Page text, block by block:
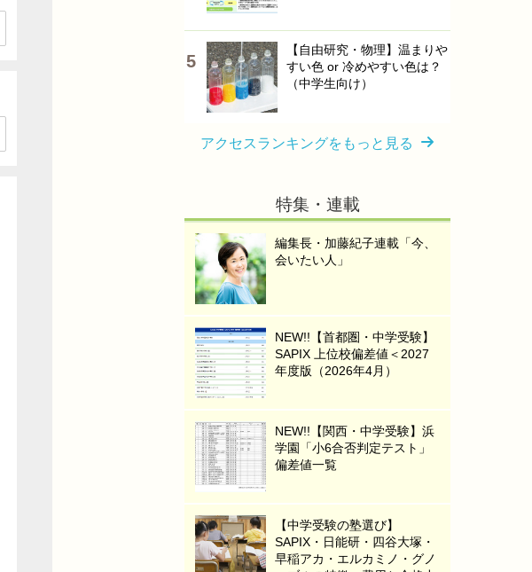
【自由研究・物理】温まりや
すい色 or 冷めやすい色は？
（中学生向け）
アクセスランキングをもっと見る
特集・連載
編集長・加藤紀子連載「今、
会いたい人」
NEW!!【首都圏・中学受験】
SAPIX 上位校偏差値＜2027
年度版（2026年4月）
NEW!!【関西・中学受験】浜
学園「小6合否判定テスト」
偏差値一覧
【中学受験の塾選び】
SAPIX・日能研・四谷大塚・
早稲アカ・エルカミノ・グノ